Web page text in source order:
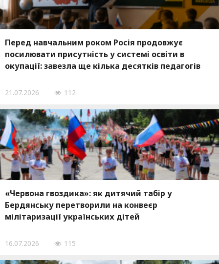
Перед навчальним роком Росія продовжує
посилювати присутність у системі освіти в
окупації: завезла ще кілька десятків педагогів
21.07.2026 112
«Червона гвоздика»: як дитячий табір у
Бердянську перетворили на конвеєр
мілітаризації українських дітей
16.07.2026 115